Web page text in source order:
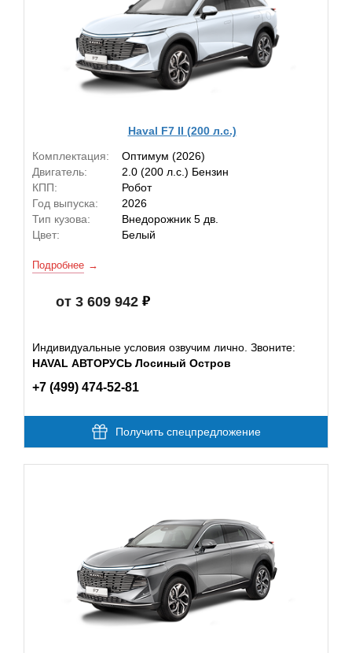
Haval F7 II (200 л.с.)
Комплектация:
Оптимум (2026)
Двигатель:
2.0 (200 л.с.) Бензин
КПП:
Робот
Год выпуска:
2026
Тип кузова:
Внедорожник 5 дв.
Цвет:
Белый
Подробнее
от 3 609 942
Индивидуальные условия озвучим лично. Звоните:
HAVAL АВТОРУСЬ Лосиный Остров
+7 (499) 474-52-81
Получить спецпредложение